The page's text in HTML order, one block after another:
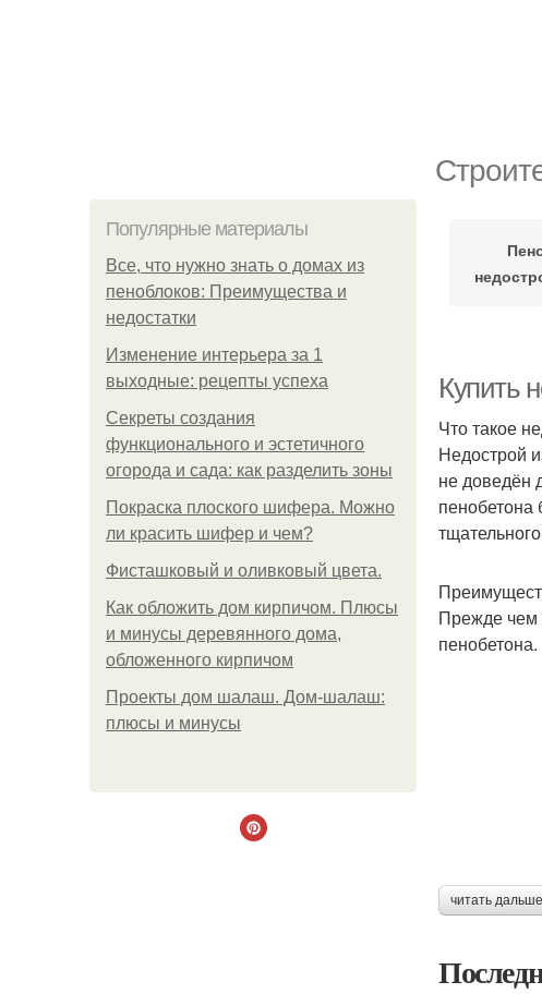
Популярные материалы
Все, что нужно знать о домах из
пеноблоков: Преимущества и
недостатки
Изменение интерьера за 1
выходные: рецепты успеха
Секреты создания
функционального и эстетичного
огорода и сада: как разделить зоны
Покраска плоского шифера. Можно
ли красить шифер и чем?
Фисташковый и оливковый цвета.
Как обложить дом кирпичом. Плюсы
и минусы деревянного дома,
обложенного кирпичом
Проекты дом шалаш. Дом-шалаш:
плюсы и минусы
Купить
Что такое
Недострой
не доведён
Прежде чем
пенобетона.
читать